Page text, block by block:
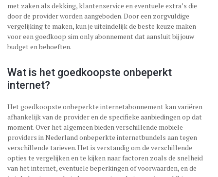
met zaken als dekking, klantenservice en eventuele extra’s die
door de provider worden aangeboden. Door een zorgvuldige
vergelijking te maken, kun je uiteindelijk de beste keuze maken
voor een goedkoop sim only abonnement dat aansluit bij jouw
budget en behoeften.
Wat is het goedkoopste onbeperkt
internet?
Het goedkoopste onbeperkte internetabonnement kan variëren
afhankelijk van de provider en de specifieke aanbiedingen op dat
moment. Over het algemeen bieden verschillende mobiele
providers in Nederland onbeperkte internetbundels aan tegen
verschillende tarieven. Het is verstandig om de verschillende
opties te vergelijken en te kijken naar factoren zoals de snelheid
van het internet, eventuele beperkingen of voorwaarden, en de